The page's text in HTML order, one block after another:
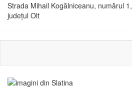
Strada Mihail Kogălniceanu, numărul
județul Olt